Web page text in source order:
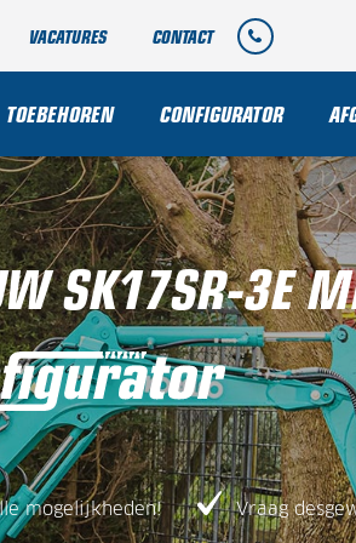
VACATURES CONTACT
TOEBEHOREN CONFIGURATOR
SK17SR-3E
mogelijkheden! Vraag